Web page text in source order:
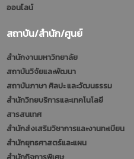
ออนไลน์
สถาบัน/สำนัก/ศูนย์
สำนักงานมหาวิทยาลัย
สถาบันวิจัยและพัฒนา
สถาบันภาษา ศิลปะ และวัฒนธรรม
สำนักวิทยบริการและเทคโนโลยี
สารสนเทศ
สำนักส่งเสริมวิชาการและงานทะเบียน
สำนักยุทธศาสตร์และแผน